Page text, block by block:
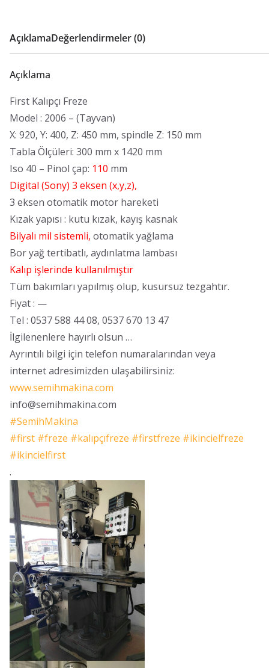
AçıklamaDeğerlendirmeler (0)
Açıklama
First Kalıpçı Freze
Model : 2006 – (Tayvan)
X: 920, Y: 400, Z: 450 mm, spindle Z: 150 mm
Tabla Ölçüleri: 300 mm x 1420 mm
Iso 40 – Pinol çap: 110 mm
Digital (Sony) 3 eksen (x,y,z),
3 eksen otomatik motor hareketi
Kızak yapısı : kutu kızak, kayış kasnak
Bilyalı mil sistemli, otomatik yağlama
Bor yağ tertibatlı, aydınlatma lambası
Kalıp işlerinde kullanılmıştır
Tüm bakımları yapılmış olup, kusursuz tezgahtır.
Fiyat : —
Tel : 0537 588 44 08, 0537 670 13 47
İlgilenenlere hayırlı olsun …
Ayrıntılı bilgi için telefon numaralarından veya
internet adresimizden ulaşabilirsiniz:
www.semihmakina.com
info@semihmakina.com
#SemihMakina
#first #freze #kalıpçıfreze #firstfreze #ikincielfreze
#ikincielfirst
.